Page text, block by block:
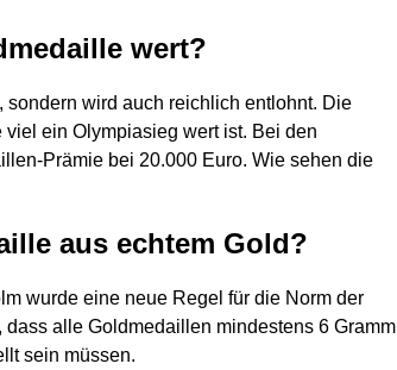
wert?
wird auch reichlich entlohnt. Die
ein Olympiasieg wert ist. Bei den
Prämie bei 20.000 Euro. Wie sehen die
aus echtem Gold?
wurde eine neue Regel für die Norm der
alle Goldmedaillen mindestens 6 Gramm
sein müssen.